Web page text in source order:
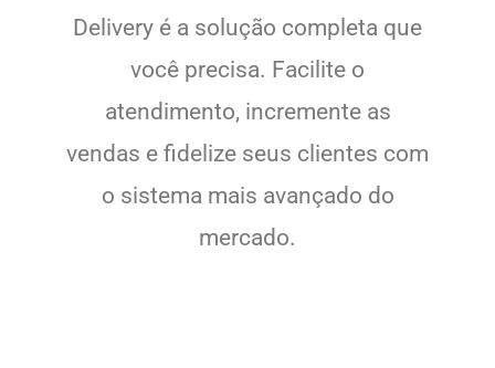
Delivery é a solução completa que
você precisa. Facilite o
atendimento, incremente as
vendas e fidelize seus clientes com
o sistema mais avançado do
mercado.